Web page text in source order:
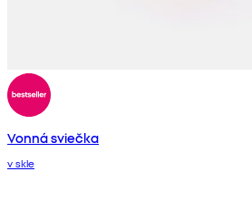
Vonná sviečka
v skle